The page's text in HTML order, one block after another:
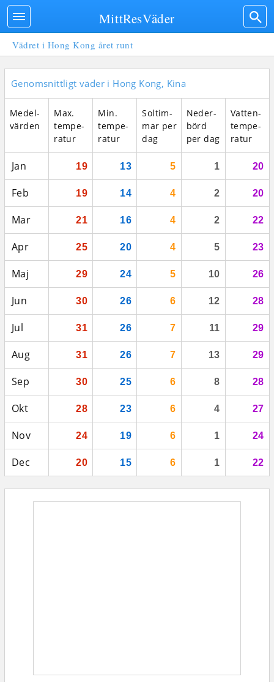
Vädret i Hong Kong året runt
Genomsnittligt väder i Hong Kong, Kina
Medel­
vär­den
Max.
tempe­
ratur
Min.
tempe­
ratur
Sol­tim­
mar per
dag
Neder­
börd
per dag
Vatten­
tempe­
ratur
Jan 19 13 5 1 20
Feb 19 14 4 2 20
Mar 21 16 4 2 22
Apr 25 20 4 5 23
Maj 29 24 5 10 26
Jun 30 26 6 12 28
Jul 31 26 7 11 29
Aug 31 26 7 13 29
Sep 30 25 6 8 28
Okt 28 23 6 4 27
Nov 24 19 6 1 24
Dec 20 15 6 1 22
MittResVäder